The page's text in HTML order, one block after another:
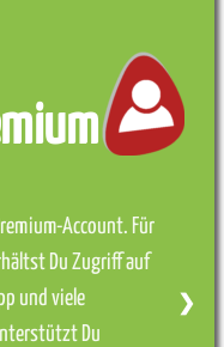
Account. Für
Du Zugriff auf
und viele
Du
❯